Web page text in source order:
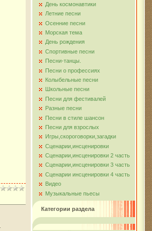
День космонавтики
Летние песни
Осенние песни
Морская тема
День рождения
Спортивные песни
Песни-танцы.
Песни о профессиях
Колыбельные песни
Школьные песни
Песни для фестивалей
Разные песни
Песни в стиле шансон
Песни для взрослых
Игры,скороговорки,загадки
Сценарии,инсценировки
Сценарии,инсценировки 2 часть
Сценарии,инсценировки 3 часть
Сценарии инсценировки 4 часть
Видео
Музыкальные пьесы
Категории раздела